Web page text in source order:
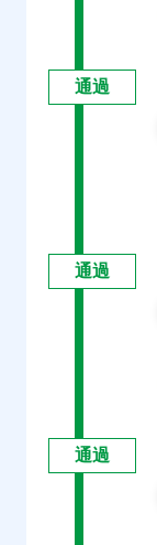
通過
通過
通過